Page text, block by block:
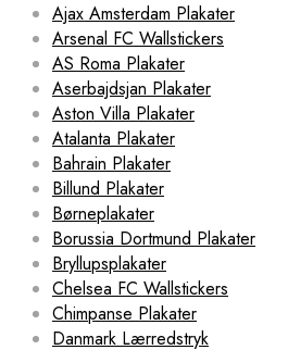
Ajax Amsterdam Plakater
Arsenal FC Wallstickers
AS Roma Plakater
Aserbajdsjan Plakater
Aston Villa Plakater
Atalanta Plakater
Bahrain Plakater
Billund Plakater
Børneplakater
Borussia Dortmund Plakater
Bryllupsplakater
Chelsea FC Wallstickers
Chimpanse Plakater
Danmark Lærredstryk